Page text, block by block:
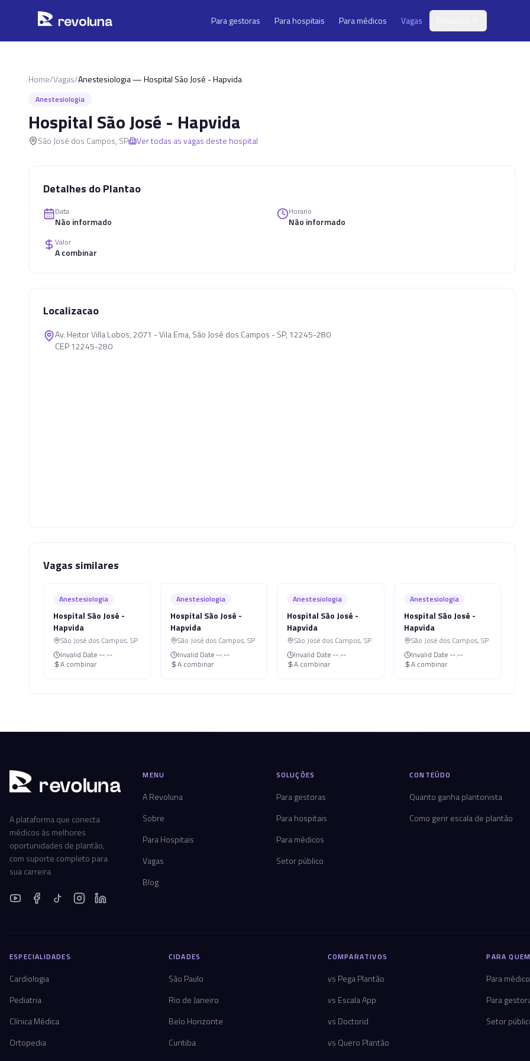
revoluna Para gestoras Para hospitais Para médicos Vagas
Home/Vagas/Anestesiologia — Hospital São José - Hapvida
Anestesiologia
Hospital São José - Hapvida
São José dos Campos, SP Ver todas as vagas deste hospital
Detalhes do Plantao
Data
Não informado
Horario
Não informado
Valor
A combinar
Localizacao
Av. Heitor Villa Lobos, 2071 - Vila Ema, São José dos Campos - SP, 12245-280
CEP 12245-280
Vagas similares
Anestesiologia
Hospital São José -
Hapvida
São José dos Campos, SP
Invalid Date --:--
A combinar
Anestesiologia
Hospital São José -
Hapvida
São José dos Campos, SP
Invalid Date --:--
A combinar
Anestesiologia
Hospital São José -
Hapvida
São José dos Campos, SP
Invalid Date --:--
A combinar
Anestesiologia
Hospital São José -
Hapvida
São José dos Campos, SP
Invalid Date --:--
A combinar
revoluna
A plataforma que conecta
médicos às melhores
oportunidades de plantão,
com suporte completo para
sua carreira.
MENU
A Revoluna
Sobre
Para Hospitais
Vagas
Blog
SOLUÇÕES
Para gestoras
Para hospitais
Para médicos
Setor público
CONTEÚDO
Quanto ganha plantonista
Como gerir escala de plantão
ESPECIALIDADES
Cardiologia
Pediatria
Clínica Médica
Ortopedia
CIDADES
São Paulo
Rio de Janeiro
Belo Horizonte
Curitiba
COMPARATIVOS
vs Pega Plantão
vs Escala App
vs Doctorid
vs Quero Plantão
PARA
Para
Para
Setor